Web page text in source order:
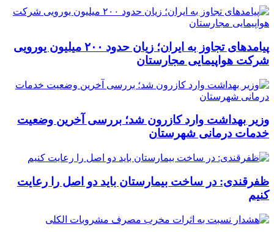
پیامدهای تجاوز به ایران؛ زیان حدود ۲۰۰ میلیون یورویی
شرکت هواپیمایی مجارستان
وزیر بهداشت وارد کازرون شد؛ بررسی آخرین وضعیت
خدمات درمانی شهرستان
ظفرقندی: در ساخت بیمارستان باید دو اصل را رعایت
کنیم